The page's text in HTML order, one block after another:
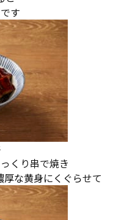
す
くり串で焼き
な黄身にくぐらせて